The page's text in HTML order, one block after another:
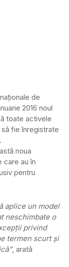
de
2016 noul
toate activele
fie înregistrate
noua
care au în
pentru
aplice un model
neschimbate o
privind
termen scurt şi
, arată